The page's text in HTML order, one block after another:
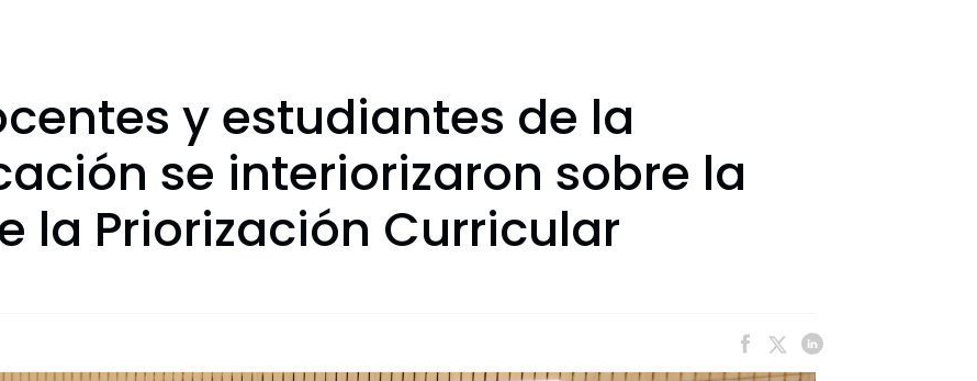
y estudiantes de la
se interiorizaron sobre la
la Priorización Curricular